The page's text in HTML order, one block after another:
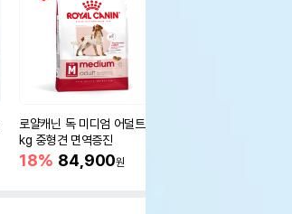
로얄캐닌 독 미디엄 어덜트 10
kg 중형견 면역증진
18% 84,900원